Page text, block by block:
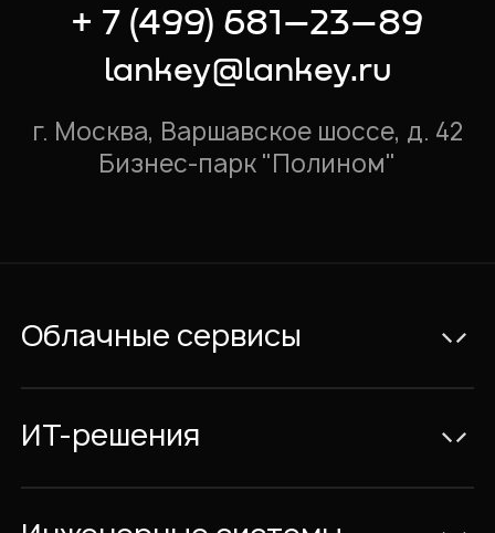
г. Москва, Варшавское шоссе, д. 42
Бизнес-парк "Полином"
+ 7 (499) 681–23–89
lankey@lankey.ru
Облачные сервисы
Видеоконференции и IP-телефония
ИТ-решения
ИТ-Проекты